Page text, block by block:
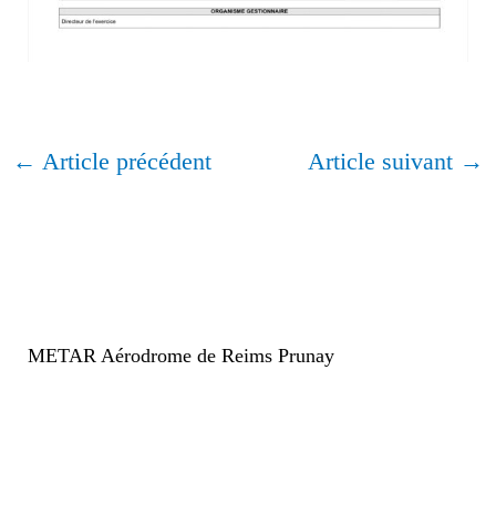
← Article précédent Article suivant →
METAR Aérodrome de Reims Prunay